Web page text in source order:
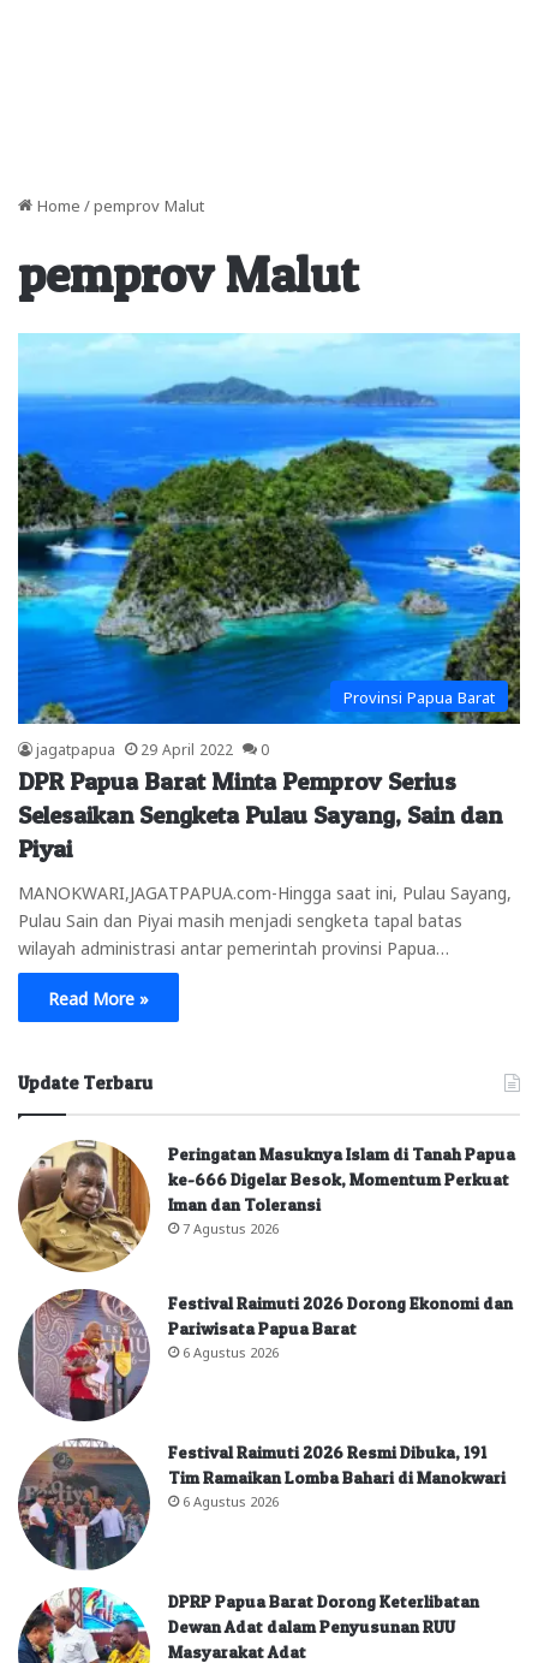
Home / pemprov Malut
pemprov Malut
Provinsi Papua Barat
jagatpapua 29 April 2022 0
DPR Papua Barat Minta Pemprov Serius
Selesaikan Sengketa Pulau Sayang, Sain dan
Piyai
MANOKWARI,JAGATPAPUA.com-Hingga saat ini, Pulau Sayang,
Pulau Sain dan Piyai masih menjadi sengketa tapal batas
wilayah administrasi antar pemerintah provinsi Papua…
Read More »
Update Terbaru
Peringatan Masuknya Islam di Tanah Papua
ke-666 Digelar Besok, Momentum Perkuat
Iman dan Toleransi
7 Agustus 2026
Festival Raimuti 2026 Dorong Ekonomi dan
Pariwisata Papua Barat
6 Agustus 2026
Festival Raimuti 2026 Resmi Dibuka, 191
Tim Ramaikan Lomba Bahari di Manokwari
6 Agustus 2026
DPRP Papua Barat Dorong Keterlibatan
Dewan Adat dalam Penyusunan RUU
Masyarakat Adat